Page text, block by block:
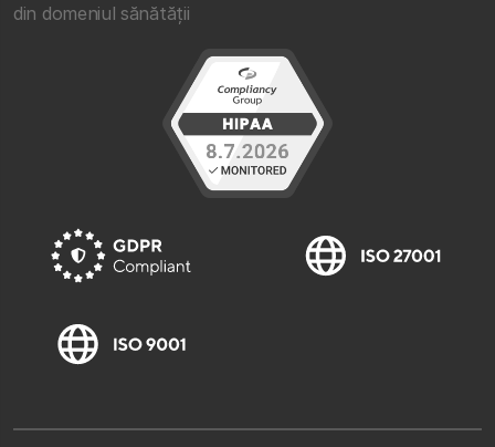
din domeniul sănătății